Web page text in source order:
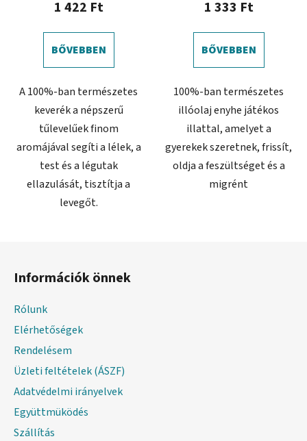
1 422 Ft
BŐVEBBEN
A 100%-ban természetes
keverék a népszerű
tűlevelűek finom
aromájával segíti a lélek, a
test és a légutak
ellazulását, tisztítja a
levegőt.
1 333 Ft
BŐVEBBEN
100%-ban természetes
illóolaj enyhe játékos
illattal, amelyet a
gyerekek szeretnek, frissít,
oldja a feszültséget és a
migrént
Információk önnek
Rólunk
Elérhetőségek
Rendelésem
Üzleti feltételek (ÁSZF)
Adatvédelmi irányelvek
Együttmüködés
Szállítás